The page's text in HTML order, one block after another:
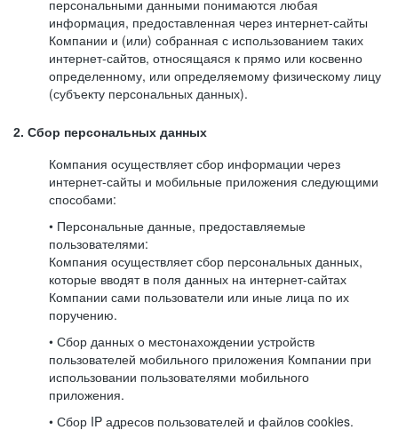
персональными данными понимаются любая
информация, предоставленная через интернет-сайты
Компании и (или) собранная с использованием таких
интернет-сайтов, относящаяся к прямо или косвенно
определенному, или определяемому физическому лицу
(субъекту персональных данных).
2. Сбор персональных данных
Компания осуществляет сбор информации через
интернет-сайты и мобильные приложения следующими
способами:
• Персональные данные, предоставляемые
пользователями:
Компания осуществляет сбор персональных данных,
которые вводят в поля данных на интернет-сайтах
Компании сами пользователи или иные лица по их
поручению.
• Сбор данных о местонахождении устройств
пользователей мобильного приложения Компании при
использовании пользователями мобильного
приложения.
• Сбор IP адресов пользователей и файлов cookies.